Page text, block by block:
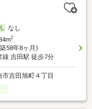
なし
2
58年8ヶ月)
線 吉田駅 徒歩7分
市吉田旭町４丁目